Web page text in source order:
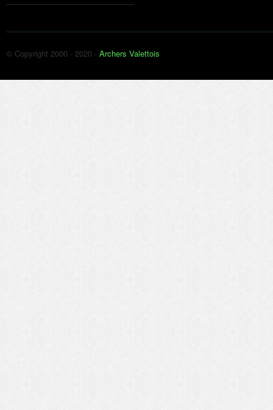
© Copyright 2000 - 2020 - Archers Valettois